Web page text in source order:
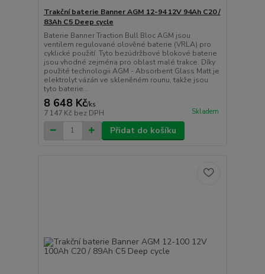
Trakční baterie Banner AGM 12-94 12V 94Ah C20 /
83Ah C5 Deep cycle
Baterie Banner Traction Bull Bloc AGM jsou
ventilem regulované olověné baterie (VRLA) pro
cyklické použití. Tyto bezúdržbové blokové baterie
jsou vhodné zejména pro oblast malé trakce. Díky
použité technologii AGM - Absorbent Glass Matt je
elektrolyt vázán ve skleněném rounu, takže jsou
tyto baterie...
8 648 Kč/ks
7 147 Kč bez DPH Skladem
Přidat do košíku